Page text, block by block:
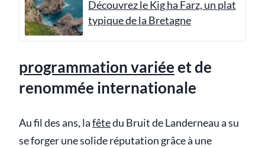
Découvrez le Kig ha Farz, un plat
typique de la Bretagne
programmation variéeet de
renommée internationale
Au fil des ans, lafêtedu Bruit de Landerneau a su
se forger une solide réputation grâce à une